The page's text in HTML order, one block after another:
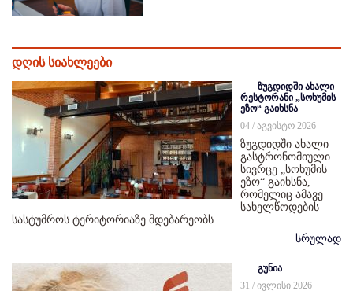
დღის სიახლეები
ზუგდიდში ახალი
რესტორანი „სოხუმის
ეზო“ გაიხსნა
04 / აგვისტო 2026
ზუგდიდში ახალი
გასტრონომიული
სივრცე „სოხუმის
ეზო“ გაიხსნა,
რომელიც ამავე
სახელწოდების
სასტუმროს ტერიტორიაზე მდებარეობს.
სრულად
გუნია
31 / ივლისი 2026